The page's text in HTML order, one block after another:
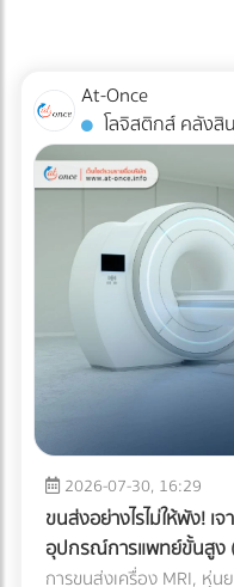
At-Once
โลจิสติกส์ คลังสิ
2026-07-30, 16:29
ขนส่งอย่างไรไม่ให้พัง! เ
อุปกรณ์การแพทย์ขั้นสูง
การขนส่งเครื่อง MRI, หุ่